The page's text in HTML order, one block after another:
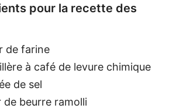
pour la recette des
de farine
à café de levure chimique
de sel
de beurre ramolli